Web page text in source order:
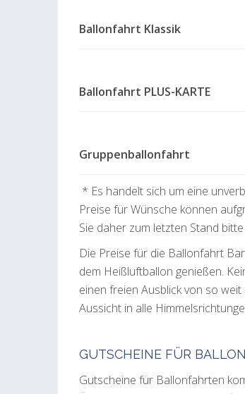
Ballonfahrt Klassik
Ballonfahrt PLUS-KARTE
Gruppenballonfahrt
* Es handelt sich um eine
Preise für Wünsche können
Sie daher zum letzten Stand
Die Preise für die Ballonfahrt
dem Heißluftballon genießen.
einen freien Ausblick von so
Aussicht in alle
GUTSCHEINE FÜR
Gutscheine für Ballonfahrten